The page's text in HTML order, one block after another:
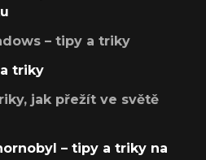
– tipy a triky
triky
jak přežít ve světě
– tipy a triky na